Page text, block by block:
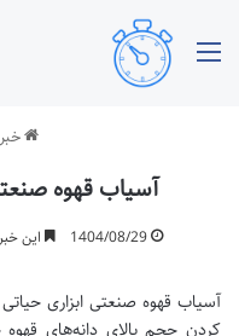
آسیاب قهوه
1404/08/29 این خبر را
آسیاب قهوه صنعتی ابزاری
کردن حجم بالای دانه‌های قهوه